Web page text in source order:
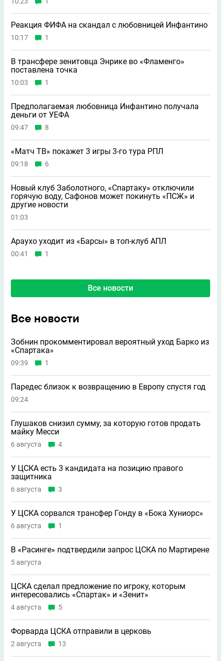
Реакция ФИФА на скандал с любовницей Инфантино
10:17 1
В трансфере зенитовца Энрике во «Фламенго»
поставлена точка
10:03 1
Предполагаемая любовница Инфантино получала
деньги от УЕФА
09:47 8
«Матч ТВ» покажет 3 игры 3-го тура РПЛ
09:18 6
Новый клуб Заболотного, «Спартаку» отключили
горячую воду, Сафонов может покинуть «ПСЖ» и
другие новости
01:03
Араухо уходит из «Барсы» в топ-клуб АПЛ
00:41 1
Все новости
Все новости
Зобнин прокомментировал вероятный уход Барко из
«Спартака»
09:39 1
Паредес близок к возвращению в Европу спустя год
09:24
Глушаков снизил сумму, за которую готов продать
майку Месси
6 августа 4
У ЦСКА есть 3 кандидата на позицию правого
защитника
6 августа 3
У ЦСКА сорвался трансфер Гонду в «Бока Хуниорс»
6 августа 1
В «Расинге» подтвердили запрос ЦСКА по Мартирене
5 августа
ЦСКА сделал предложение по игроку, которым
интересовались «Спартак» и «Зенит»
4 августа 5
Форварда ЦСКА отправили в церковь
2 августа 13